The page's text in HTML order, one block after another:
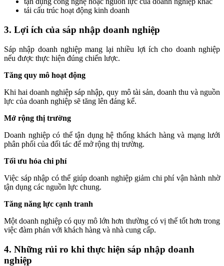
tái cấu trúc hoạt động kinh doanh
3. Lợi ích của sáp nhập doanh nghiệp
Sáp nhập doanh nghiệp mang lại nhiều lợi ích cho doanh nghiệp
nếu được thực hiện đúng chiến lược.
Tăng quy mô hoạt động
Khi hai doanh nghiệp sáp nhập, quy mô tài sản, doanh thu và nguồn
lực của doanh nghiệp sẽ tăng lên đáng kể.
Mở rộng thị trường
Doanh nghiệp có thể tận dụng hệ thống khách hàng và mạng lưới
phân phối của đối tác để mở rộng thị trường.
Tối ưu hóa chi phí
Việc sáp nhập có thể giúp doanh nghiệp giảm chi phí vận hành nhờ
tận dụng các nguồn lực chung.
Tăng năng lực cạnh tranh
Một doanh nghiệp có quy mô lớn hơn thường có vị thế tốt hơn trong
việc đàm phán với khách hàng và nhà cung cấp.
4. Những rủi ro khi thực hiện sáp nhập doanh
nghiệp